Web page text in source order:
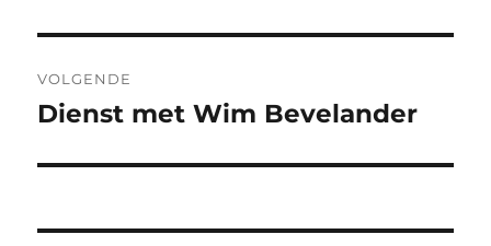
VOLGENDE
Volgend
Dienst met Wim Bevelander